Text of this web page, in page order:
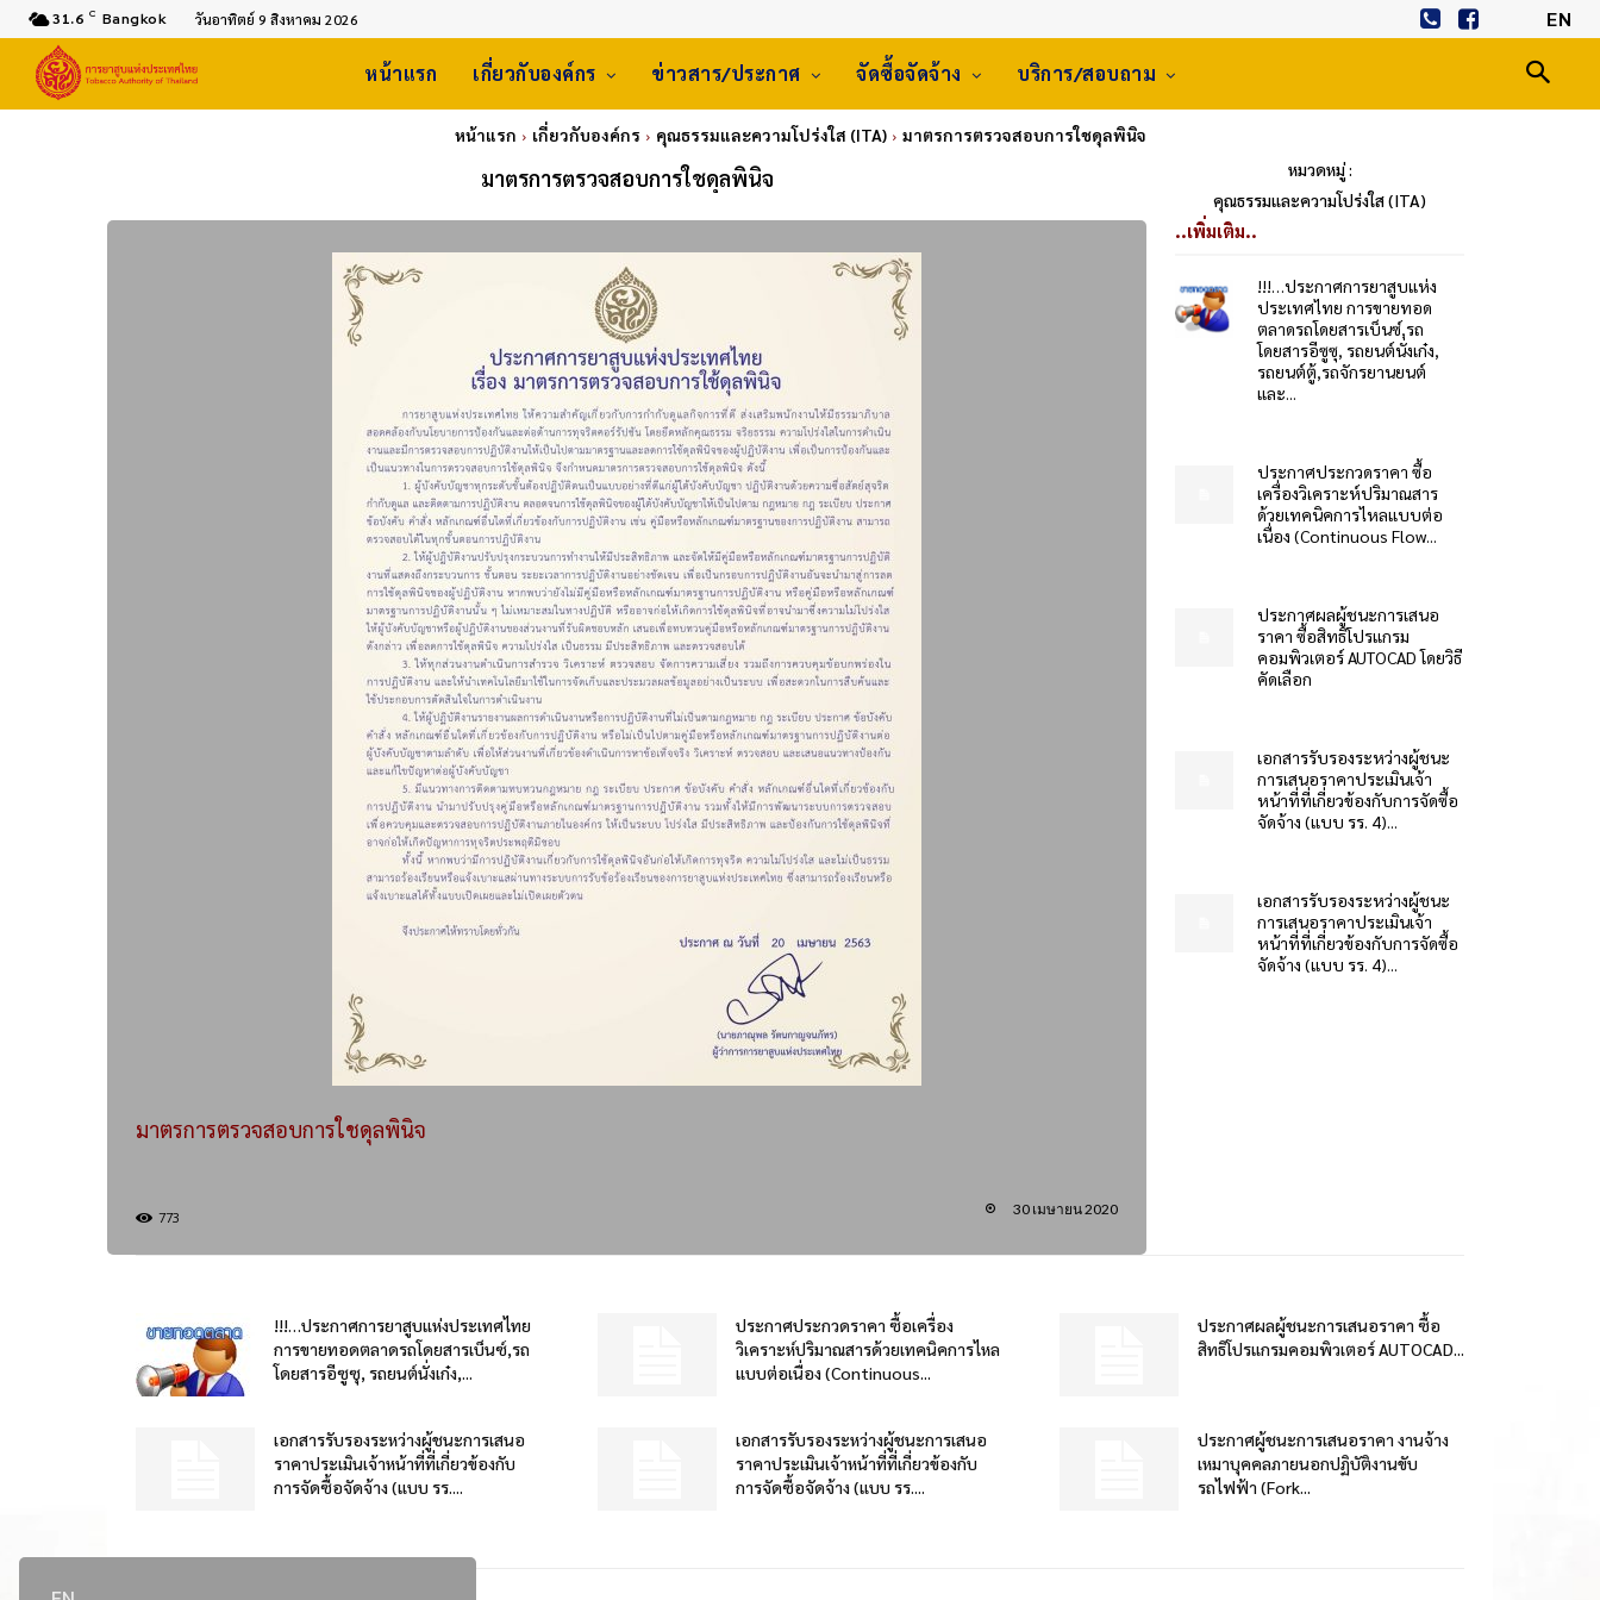
31.6 C Bangkok วันอาทิตย์ 9 สิงหาคม 2026 EN
หน้าแรก เกี่ยวกับองค์กร ข่าวสาร/ประกาศ จัดซื้อจัดจ้าง บริการ/สอบถาม
หน้าแรก เกี่ยวกับองค์กร คุณธรรมและความโปร่งใส (ITA) มาตรการตรวจสอบการใชดุลพินิจ
มาตรการตรวจสอบการใชดุลพินิจ
หมวดหมู่ :
คุณธรรมและความโปร่งใส (ITA)
มาตรการตรวจสอบการใชดุลพินิจ
773 30 เมษายน 2020
..เพิ่มเติม..
!!!…ประกาศการยาสูบแห่ง
ประเทศไทย การขายทอด
ตลาดรถโดยสารเบ็นซ์,รถ
โดยสารอีซูซุ, รถยนต์นั่งเก๋ง,
รถยนต์ตู้,รถจักรยานยนต์
และ...
ประกาศประกวดราคา ซื้อ
เครื่องวิเคราะห์ปริมาณสาร
ด้วยเทคนิคการไหลแบบต่อ
เนื่อง (Continuous Flow...
ประกาศผลผู้ชนะการเสนอ
ราคา ซื้อสิทธิโปรแกรม
คอมพิวเตอร์ AUTOCAD โดยวิธี
คัดเลือก
เอกสารรับรองระหว่างผู้ชนะ
การเสนอราคาประเมินเจ้า
หน้าที่ที่เกี่ยวข้องกับการจัดซื้อ
จัดจ้าง (แบบ รร. 4)...
เอกสารรับรองระหว่างผู้ชนะ
การเสนอราคาประเมินเจ้า
หน้าที่ที่เกี่ยวข้องกับการจัดซื้อ
จัดจ้าง (แบบ รร. 4)...
!!!…ประกาศการยาสูบแห่งประเทศไทย
การขายทอดตลาดรถโดยสารเบ็นซ์,รถ
โดยสารอีซูซุ, รถยนต์นั่งเก๋ง,...
ประกาศประกวดราคา ซื้อเครื่อง
วิเคราะห์ปริมาณสารด้วยเทคนิคการไหล
แบบต่อเนื่อง (Continuous...
ประกาศผลผู้ชนะการเสนอราคา ซื้อ
สิทธิโปรแกรมคอมพิวเตอร์ AUTOCAD...
เอกสารรับรองระหว่างผู้ชนะการเสนอ
ราคาประเมินเจ้าหน้าที่ที่เกี่ยวข้องกับ
การจัดซื้อจัดจ้าง (แบบ รร....
เอกสารรับรองระหว่างผู้ชนะการเสนอ
ราคาประเมินเจ้าหน้าที่ที่เกี่ยวข้องกับ
การจัดซื้อจัดจ้าง (แบบ รร....
ประกาศผู้ชนะการเสนอราคา งานจ้าง
เหมาบุคคลภายนอกปฏิบัติงานขับ
รถไฟฟ้า (Fork...